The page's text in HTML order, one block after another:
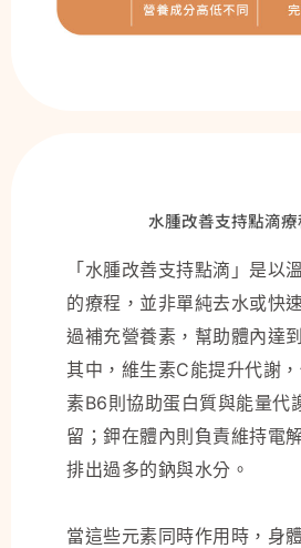
水腫改善支持點滴
「水腫改善支持點滴」是以
的療程，並非單純去水或快
過補充營養素，幫助體內達
其中，維生素C能提升代謝
素B6則協助蛋白質與能量代
留；鉀在體內則負責維持電
排出過多的鈉與水分。
當這些元素同時作用時，身